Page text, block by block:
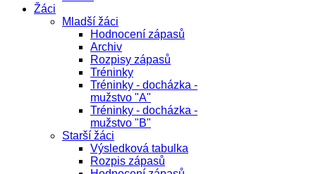
Žáci
Mladší žáci
Hodnocení zápasů
Archiv
Rozpisy zápasů
Tréninky
Tréninky - docházka -
mužstvo "A"
Tréninky - docházka -
mužstvo "B"
Starší žáci
Výsledková tabulka
Rozpis zápasů